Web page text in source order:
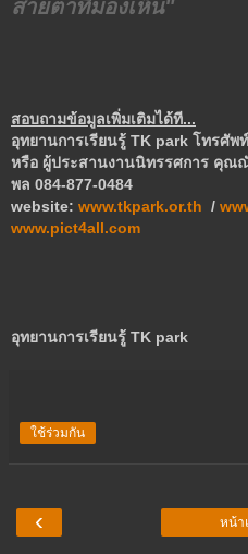
สายตาที่มองเห็น"
สอบถามข้อมูลเพิ่มเติมได้ที...
อุทยานการเรียนรู้ TK park โทรศัพ
หรือ ผู้ประสานงานนิทรรศการ คุณ
พล 084-877-0484
website: www.tkpark.or.th /
www.pict4all.com
อุทยานการเรียนรู้ TK park
ใช้ร่วมกัน
‹ หน้า